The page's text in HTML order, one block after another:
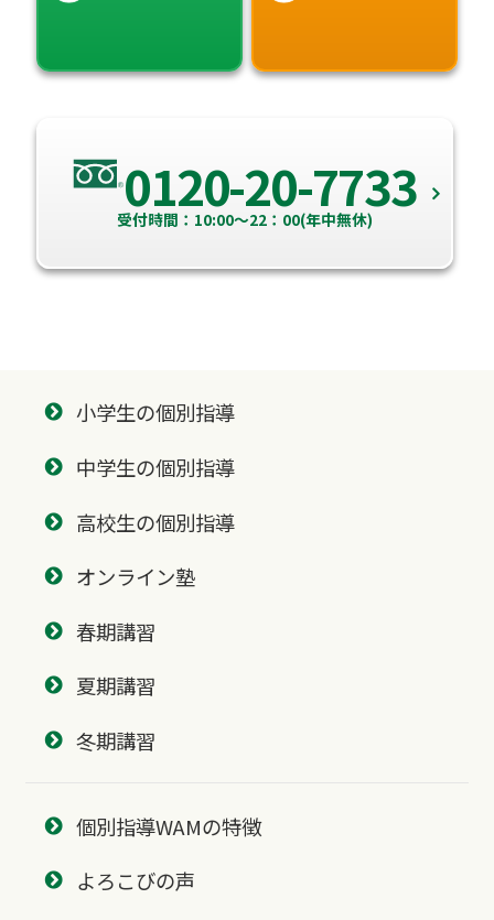
0120-20-7733
受付時間：10:00～22：00(年中無休)
小学生の個別指導
中学生の個別指導
高校生の個別指導
オンライン塾
春期講習
夏期講習
冬期講習
個別指導WAMの特徴
よろこびの声